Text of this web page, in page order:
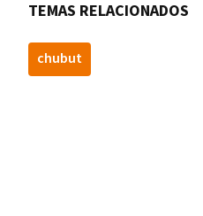
TEMAS RELACIONADOS
chubut